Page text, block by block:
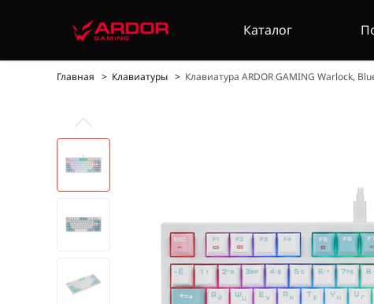
Каталог
Главная Клавиатуры Клавиатура ARDOR GAMING Warlock,